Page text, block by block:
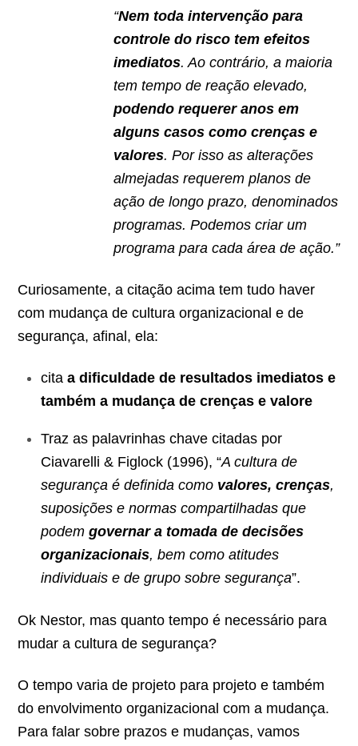
“Nem toda intervenção para
controle do risco tem efeitos
imediatos. Ao contrário, a maioria
tem tempo de reação elevado,
podendo requerer anos em
alguns casos como crenças e
valores. Por isso as alterações
almejadas requerem planos de
ação de longo prazo, denominados
programas. Podemos criar um
programa para cada área de ação.”
Curiosamente, a citação acima tem tudo haver
com mudança de cultura organizacional e de
segurança, afinal, ela:
cita a dificuldade de resultados imediatos e
também a mudança de crenças e valore
Traz as palavrinhas chave citadas por
Ciavarelli & Figlock (1996), “A cultura de
segurança é definida como valores, crenças,
suposições e normas compartilhadas que
podem governar a tomada de decisões
organizacionais, bem como atitudes
individuais e de grupo sobre segurança”.
Ok Nestor, mas quanto tempo é necessário para
mudar a cultura de segurança?
O tempo varia de projeto para projeto e também
do envolvimento organizacional com a mudança.
Para falar sobre prazos e mudanças, vamos